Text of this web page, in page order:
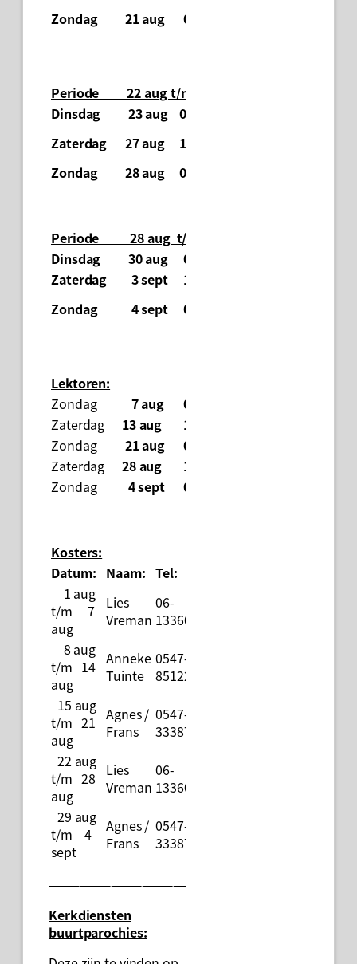
Zondag
21 aug 09.30 uur:
Periode 22 aug t/m 28 aug.
Dinsdag
23 aug 09.00 uur:
Zaterdag
27 aug 19.00 uur:
Zondag
28 aug 09.30 uur:
Periode 28 aug t/m 4 sept
Dinsdag
30 aug 09.00 uur:
Zaterdag
3 sept 19.00 uur:
Zondag
4 sept 09.30 uur:
Lektoren:
Zondag
7 aug 09.30 uur:
Zaterdag
13 aug 19.00 uur:
Zondag
21 aug 09.30 uur:
Zaterdag
28 aug 19.00 uur:
Zondag
4 sept 09.30 uur:
Kosters:
Datum: Naam: Tel:
1 aug
t/m 7
aug
Lies
Vreman
06-
13360994
8 aug
t/m 14
aug
Anneke
Tuinte
0547-
851226
15 aug
t/m 21
aug
Agnes /
Frans
0547-
333878
22 aug
t/m 28
aug
Lies
Vreman
06-
13360994
29 aug
t/m 4
sept
Agnes /
Frans
0547-
333878
———————————————————————————
Kerkdiensten
buurtparochies: